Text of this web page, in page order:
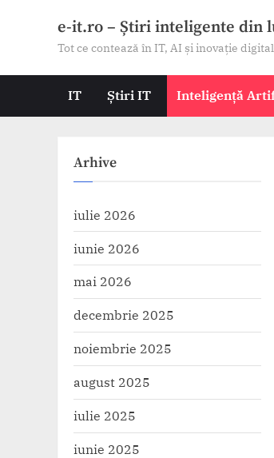
e-it.ro – Știri inteligente din
Tot ce contează în IT, AI și inovație
IT Știri IT Inteligență
Arhive
iulie 2026
iunie 2026
mai 2026
decembrie 2025
noiembrie 2025
august 2025
iulie 2025
iunie 2025